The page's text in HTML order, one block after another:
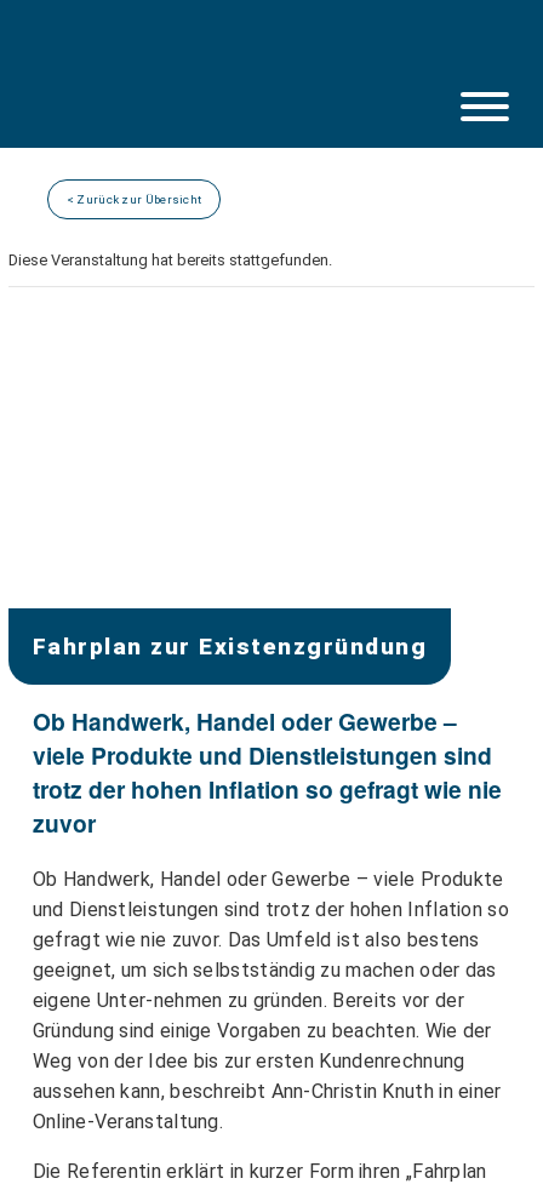
< Zurück zur Übersicht
Diese Veranstaltung hat bereits stattgefunden.
Fahrplan zur Existenzgründung
Ob Handwerk, Handel oder Gewerbe –
viele Produkte und Dienstleistungen sind
trotz der hohen Inflation so gefragt wie nie
zuvor
Ob Handwerk, Handel oder Gewerbe – viele Produkte
und Dienstleistungen sind trotz der hohen Inflation so
gefragt wie nie zuvor. Das Umfeld ist also bestens
geeignet, um sich selbstständig zu machen oder das
eigene Unter-nehmen zu gründen. Bereits vor der
Gründung sind einige Vorgaben zu beachten. Wie der
Weg von der Idee bis zur ersten Kundenrechnung
aussehen kann, beschreibt Ann-Christin Knuth in einer
Online-Veranstaltung.
Die Referentin erklärt in kurzer Form ihren „Fahrplan